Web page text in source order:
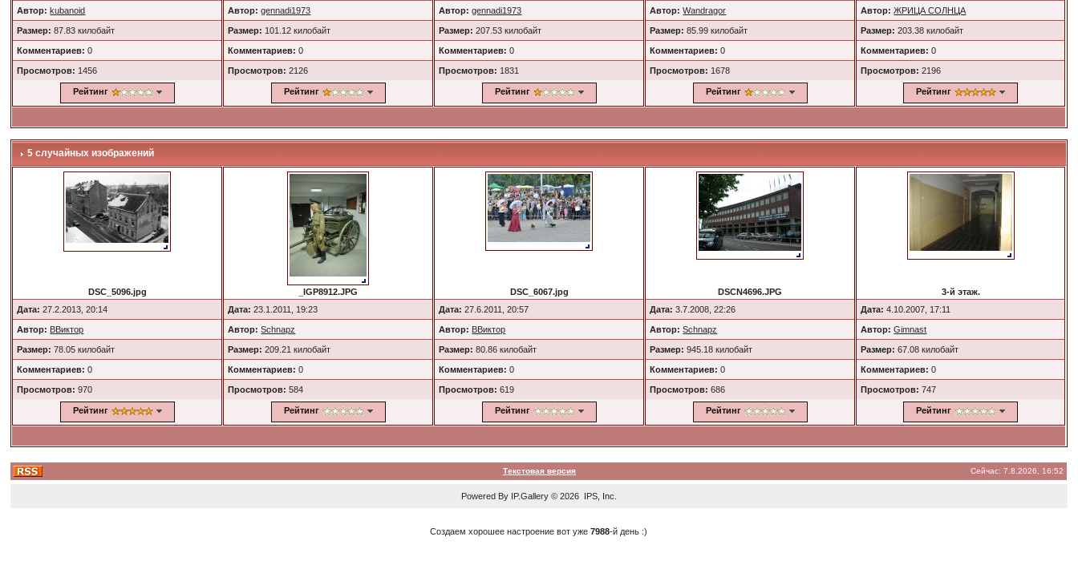
Автор: kubanoid
Размер: 87.83 килобайт
Комментариев: 0
Просмотров: 1456
Рейтинг
Автор: gennadi1973
Размер: 101.12 килобайт
Комментариев: 0
Просмотров:2126
Рейтинг
Автор: gennadi1973
Размер: 207.53 килобайт
Комментариев: 0
Просмотров: 1831
Рейтинг
Автор: Wandragor
Размер: 85.99 килобайт
Комментариев: 0
Просмотров: 1678
Рейтинг
Автор: ЖРИЦА СОЛНЦА
Размер: 203.38 килобайт
Комментариев: 0
Просмотров:2196
Рейтинг
5 случайных изображений
DSC_5096.jpg
Дата: 27.2.2013, 20:14
Автор: ВВиктор
Размер: 78.05 килобайт
Комментариев: 0
Просмотров:970
Рейтинг
_IGP8912.JPG
Дата: 23.1.2011, 19:23
Автор: Schnapz
Размер: 209.21 килобайт
Комментариев: 0
Просмотров:584
Рейтинг
DSC_6067.jpg
Дата: 27.6.2011, 20:57
Автор: ВВиктор
Размер: 80.86 килобайт
Комментариев: 0
Просмотров:619
Рейтинг
DSCN4696.JPG
Дата: 3.7.2008, 22:26
Автор: Schnapz
Размер: 945.18 килобайт
Комментариев: 0
Просмотров:686
Рейтинг
3-й этаж.
Дата: 4.10.2007, 17:11
Автор: Gimnast
Размер: 67.08 килобайт
Комментариев: 0
Просмотров:747
Рейтинг
Текстовая версия Сейчас: 7.8.2026, 16:52
Powered By IP.Gallery© 2026 IPS, Inc.
Создаем хорошее настроение вот уже7988-й день :)